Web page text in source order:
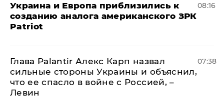
Украина и Европа приблизились к
созданию аналога американского ЗРК
Patriot
08:16
Глава Palantir Алекс Карп назвал
сильные стороны Украины и объяснил,
что ее спасло в войне с Россией, –
Левин
07:38